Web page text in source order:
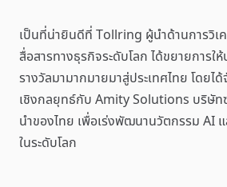
เป็นที่น่ายินดีที่ Tollring ผู้นำด้านการวิเค
สื่อสารทางธุรกิจระดับโลก ได้ขยายการใ
รางวัลมามากมายมาสู่ประเทศไทย โดย
เชิงกลยุทธ์กับ Amity Solutions บริษัท
นำของไทย เพื่อเร่งพัฒนานวัตกรรม AI แ
ในระดับโลก